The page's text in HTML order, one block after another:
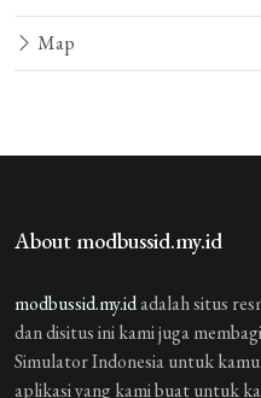
Map
About modbussid.my.id
modbussid.my.idadalah situs
dan disitus ini kami juga
Simulator Indonesia untuk
aplikasi yang kami buat untuk